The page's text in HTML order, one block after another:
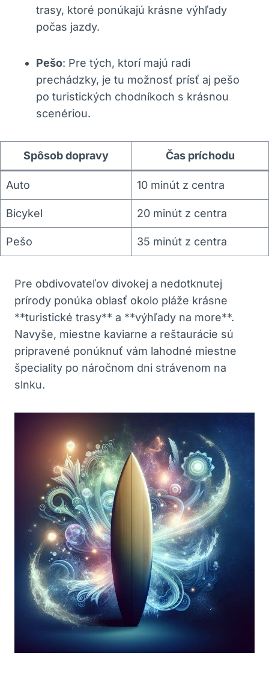
trasy, ktoré ponúkajú krásne výhľady
počas jazdy.
Pešo: Pre tých, ktorí majú radi
prechádzky, je tu možnosť prísť aj pešo
po turistických chodníkoch s krásnou
scenériou.
Spôsob dopravy Čas príchodu
Auto 10 minút z centra
Bicykel 20 minút z centra
Pešo 35 minút z centra
Pre obdivovateľov divokej a nedotknutej
prírody ponúka oblasť okolo pláže krásne
**turistické trasy** a **výhľady na more**.
Navyše, miestne kaviarne a reštaurácie sú
pripravené ponúknuť vám lahodné miestne
špeciality po náročnom dni strávenom na
slnku.